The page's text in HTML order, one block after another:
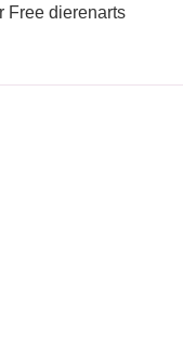
Free dierenarts